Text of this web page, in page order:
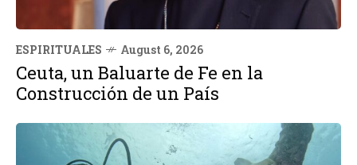
ESPIRITUALES August 6, 2026
Ceuta, un Baluarte de Fe en la
Construcción de un País